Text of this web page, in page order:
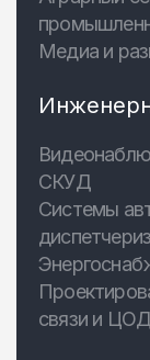
Медиа и
СКУД
Системы
связи и ЦОД